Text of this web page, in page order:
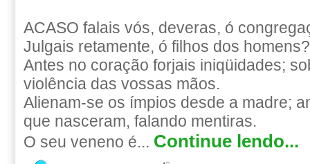
ACASO falais vós, deveras, ó
Julgais retamente, ó filhos dos homens?
Antes no coração forjais iniqüidades;
violência das vossas mãos.
Alienam-se os ímpios desde a madre;
que nasceram, falando mentiras.
O seu veneno é... Continue lendo...